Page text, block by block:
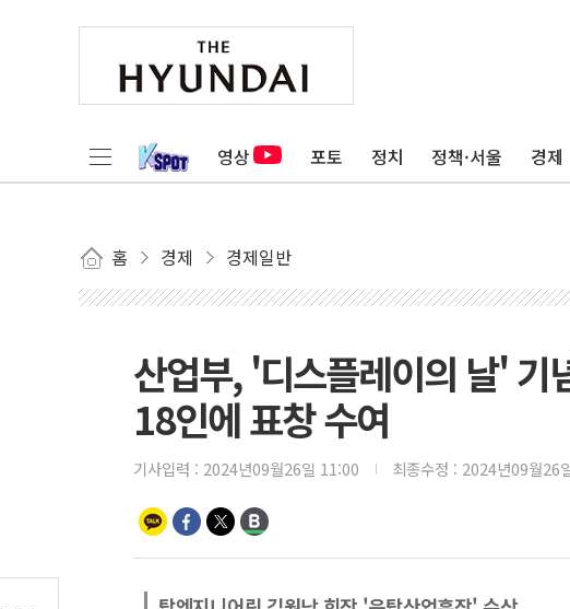
영상 포토 정치 정책·서울 경제
홈 경제 경제일반
산업부, '디스플레이의 날'
18인에 표창 수여
기사입력 : 2024년09월26일 11:00 최종수정 : 2024년09월26